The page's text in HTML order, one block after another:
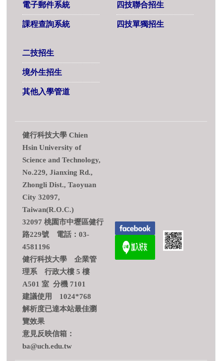
電子郵件系統
課程查詢系統
四技聯合招生
四技單獨招生
二技招生
境外生招生
其他入學管道
健行科技大學 Chien
Hsin University of
Science and Technology,
No.229, Jianxing Rd.,
Zhongli Dist., Taoyuan
City 32097,
Taiwan(R.O.C.)
32097 桃園市中壢區健行
路229號 電話：03-
4581196
健行科技大學 企業管
理系 行政大樓 5 樓
A501 室 分機 7101
建議使用 1024*768
解析度已達本站最佳瀏
覽效果
意見反映信箱：
ba@uch.edu.tw